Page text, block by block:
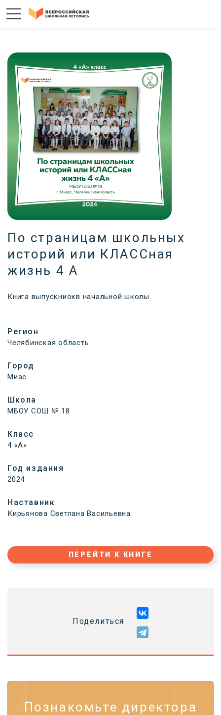
По страницам школьных
историй или КЛАССная
жизнь 4 А
Книга выпускниокв начальной школы.
Регион
Челябинская область
Город
Миас
Школа
МБОУ СОШ № 18
Класс
4 «А»
Год издания
2024
Наставник
Кирьянова Светлана Васильевна
ПЕРЕЙТИ К КНИГЕ
Поделиться
Познакомьте директора